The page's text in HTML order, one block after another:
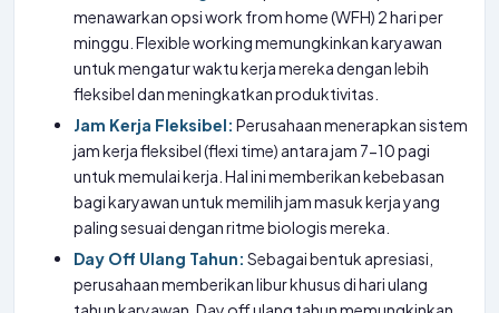
menawarkan opsi work from home (WFH) 2 hari per
minggu. Flexible working memungkinkan karyawan
untuk mengatur waktu kerja mereka dengan lebih
fleksibel dan meningkatkan produktivitas.
Jam Kerja Fleksibel: Perusahaan menerapkan sistem
jam kerja fleksibel (flexi time) antara jam 7-10 pagi
untuk memulai kerja. Hal ini memberikan kebebasan
bagi karyawan untuk memilih jam masuk kerja yang
paling sesuai dengan ritme biologis mereka.
Day Off Ulang Tahun: Sebagai bentuk apresiasi,
perusahaan memberikan libur khusus di hari ulang